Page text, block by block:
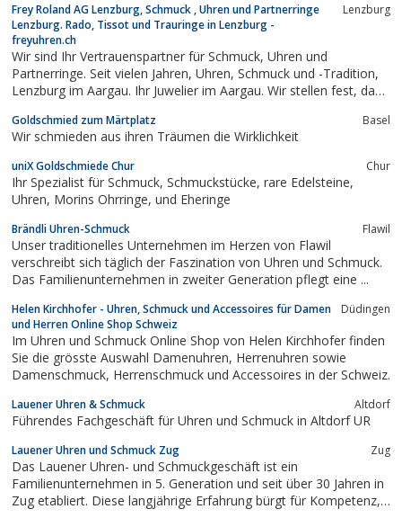
Frey Roland AG Lenzburg, Schmuck , Uhren und Partnerringe
Lenzburg. Rado, Tissot und Trauringe in Lenzburg -
freyuhren.ch
Lenzburg
Wir sind Ihr Vertrauenspartner für Schmuck, Uhren und
Partnerringe. Seit vielen Jahren, Uhren, Schmuck und -Tradition,
Lenzburg im Aargau. Ihr Juwelier im Aargau. Wir stellen fest, dass
Vertrauen und Kundenservice als Basis für eine nachhaltige
partnerschaftliche...
Goldschmied zum Märtplatz Basel
Wir schmieden aus ihren Träumen die Wirklichkeit
uniX Goldschmiede Chur Chur
Ihr Spezialist für Schmuck, Schmuckstücke, rare Edelsteine,
Uhren, Morins Ohrringe, und Eheringe
Brändli Uhren-Schmuck Flawil
Unser traditionelles Unternehmen im Herzen von Flawil
verschreibt sich täglich der Faszination von Uhren und Schmuck.
Das Familien­unternehmen in zweiter Generation pflegt eine ...
Helen Kirchhofer - Uhren, Schmuck und Accessoires für Damen
und Herren Online Shop Schweiz
Düdingen
Im Uhren und Schmuck Online Shop von Helen Kirchhofer finden
Sie die grösste Auswahl Damenuhren, Herrenuhren sowie
Damenschmuck, Herrenschmuck und Accessoires in der Schweiz.
Lauener Uhren & Schmuck Altdorf
Führendes Fachgeschäft für Uhren und Schmuck in Altdorf UR
Lauener Uhren und Schmuck Zug Zug
Das Lauener Uhren- und Schmuckgeschäft ist ein
Familienunternehmen in 5. Generation und seit über 30 Jahren in
Zug etabliert. Diese langjährige Erfahrung bürgt für Kompetenz,